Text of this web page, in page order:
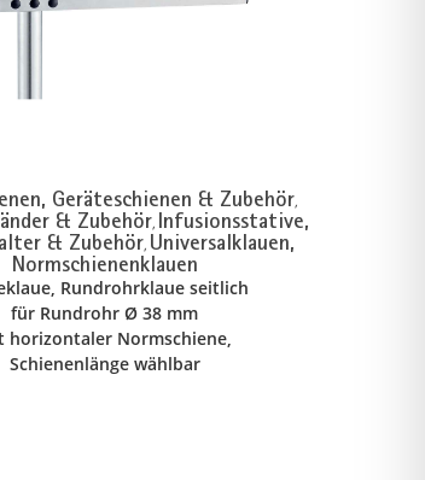
Geräteschienen & Zubehör,
& Zubehör, Infusionsstative,
& Zubehör, Universalklauen,
Normschienenklauen
Rundrohrklaue seitlich
für Rundrohr Ø 38 mm
horizontaler Normschiene,
Schienenlänge wählbar